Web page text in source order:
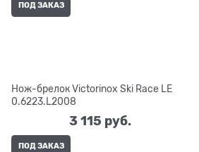
ПОД ЗАКАЗ
Нож-брелок Victorinox Ski Race LE
0.6223.L2008
3 115 руб.
ПОД ЗАКАЗ